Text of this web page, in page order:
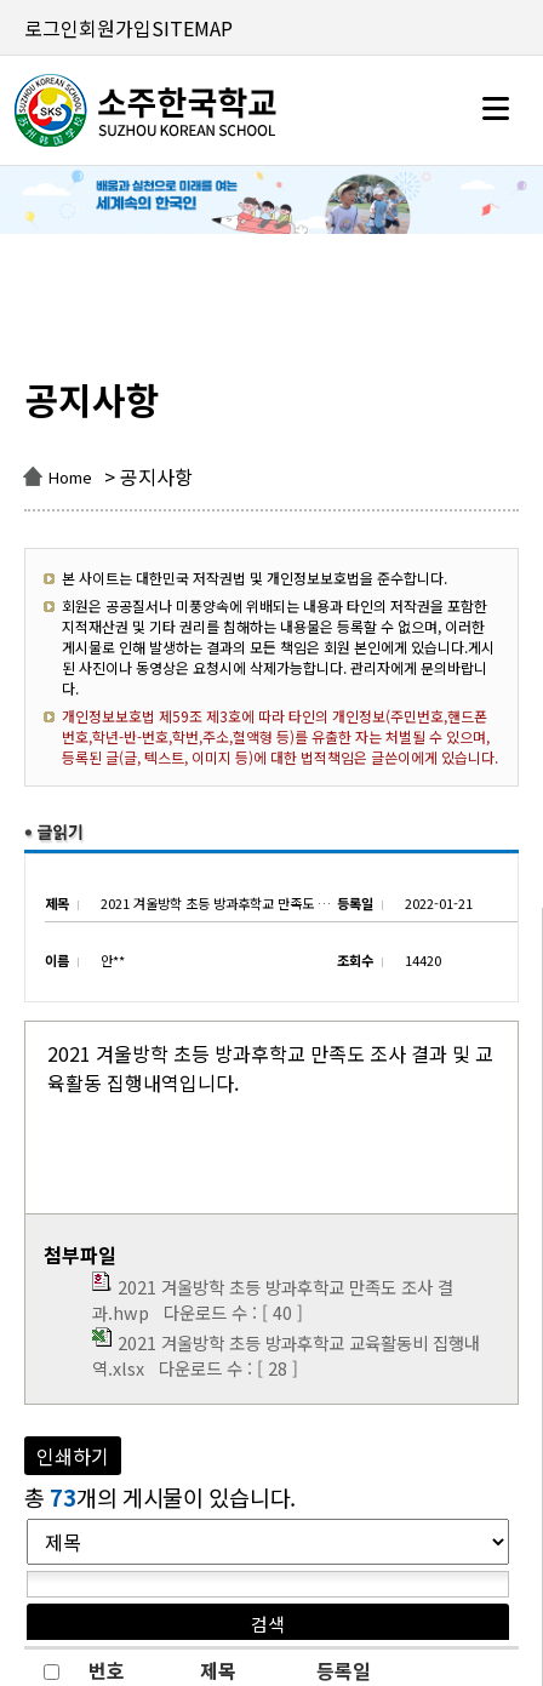
로그인회원가입SITEMAP
공지사항
Home > 공지사항
본 사이트는 대한민국 저작권법 및 개인정보보호법을 준수합니다.
회원은 공공질서나 미풍양속에 위배되는 내용과 타인의 저작권을 포함한
지적재산권 및 기타 권리를 침해하는 내용물은 등록할 수 없으며, 이러한
게시물로 인해 발생하는 결과의 모든 책임은 회원 본인에게 있습니다.게시
된 사진이나 동영상은 요청시에 삭제가능합니다. 관리자에게 문의바랍니
다.
개인정보보호법 제59조 제3호에 따라 타인의 개인정보(주민번호,핸드폰
번호,학년-반-번호,학번,주소,혈액형 등)를 유출한 자는 처벌될 수 있으며,
등록된 글(글, 텍스트, 이미지 등)에 대한 법적책임은 글쓴이에게 있습니다.
제목 2021 겨울방학 초등 방과후학교 만족도 조사 결과 및 교육활동 집행내역 등록일 2022-01-21
이름 안** 조회수 14420
2021 겨울방학 초등 방과후학교 만족도 조사 결과 및 교
육활동 집행내역입니다.
첨부파일
2021 겨울방학 초등 방과후학교 만족도 조사 결
과.hwp 다운로드 수 : [ 40 ]
2021 겨울방학 초등 방과후학교 교육활동비 집행내
역.xlsx 다운로드 수 : [ 28 ]
인쇄하기
총 73개의 게시물이 있습니다.
번호 제목 등록일